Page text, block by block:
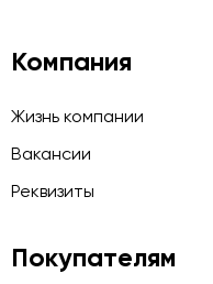
Компания
Жизнь компании
Вакансии
Реквизиты
Покупателям